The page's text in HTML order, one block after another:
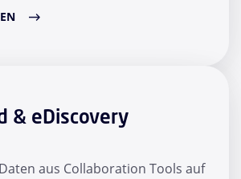
& eDiscovery
aus Collaboration Tools auf